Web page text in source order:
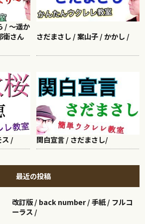
/ ～遥か
衛さん
さだまさし / 案山子 / かかし /
ス / 関白宣言 / さだまさし/
最近の投稿
改訂版 / back number / 手紙 / フルコ
ーラス /